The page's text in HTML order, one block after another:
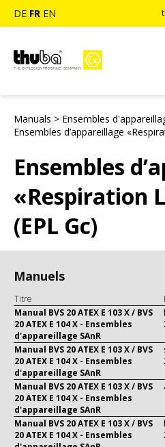
DE FR EN
Manuals > Ensembles
Ensembles d’appareillage
Ensembles
«Respiration
(EPL Gc)
Manuels
Titre
Manual BVS 20 ATEX E 103 X / BVS
20 ATEX E 104 X - Ensembles
d'appareillage SAnR
Manual BVS 20 ATEX E 103 X / BVS
20 ATEX E 104 X - Ensembles
d'appareillage SAnR
Manual BVS 20 ATEX E 103 X / BVS
20 ATEX E 104 X - Ensembles
d'appareillage SAnR
Manual BVS 20 ATEX E 103 X / BVS
20 ATEX E 104 X - Ensembles